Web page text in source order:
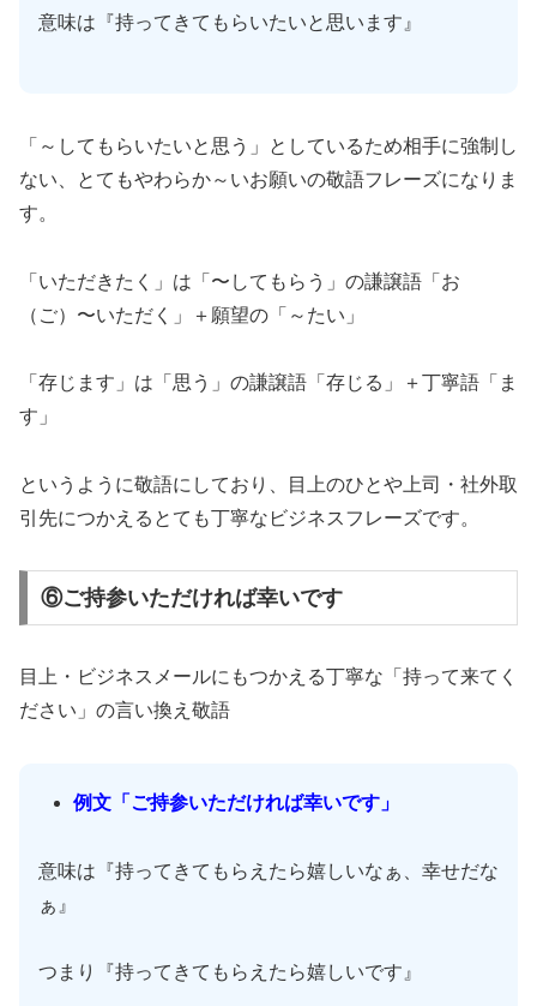
意味は『持ってきてもらいたいと思います』
「～してもらいたいと思う」としているため相手に強制し
ない、とてもやわらか～いお願いの敬語フレーズになりま
す。
「いただきたく」は「〜してもらう」の謙譲語「お
（ご）〜いただく」＋願望の「～たい」
「存じます」は「思う」の謙譲語「存じる」＋丁寧語「ま
す」
というように敬語にしており、目上のひとや上司・社外取
引先につかえるとても丁寧なビジネスフレーズです。
⑥ご持参いただければ幸いです
目上・ビジネスメールにもつかえる丁寧な「持って来てく
ださい」の言い換え敬語
例文「ご持参いただければ幸いです」
意味は『持ってきてもらえたら嬉しいなぁ、幸せだな
ぁ』
つまり『持ってきてもらえたら嬉しいです』